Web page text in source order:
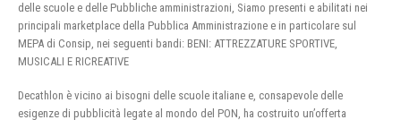
delle scuole e delle Pubbliche amministrazioni, Siamo presenti e abilitati nei
principali marketplace della Pubblica Amministrazione e in particolare sul
MEPA di Consip, nei seguenti bandi: BENI: ATTREZZATURE SPORTIVE,
MUSICALI E RICREATIVE
Decathlon è vicino ai bisogni delle scuole italiane e, consapevole delle
esigenze di pubblicità legate al mondo del PON, ha costruito un’offerta